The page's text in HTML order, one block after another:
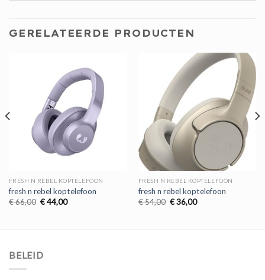
GERELATEERDE PRODUCTEN
FRESH N REBEL KOPTELEFOON
fresh n rebel koptelefoon
€66,00 Oorspronkelijke
€44,00Huidige
FRESH N REBEL KOPTELEFOON
fresh n rebel koptelefoon
€54,00 Oorspronkelijke
€36,00Huidige
BELEID